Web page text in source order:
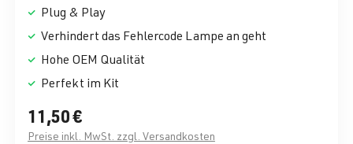
Plug & Play
Verhindert das Fehlercode Lampe an geht
Hohe OEM Qualität
Perfekt im Kit
11,50 €
Preise inkl. MwSt. zzgl. Versandkosten